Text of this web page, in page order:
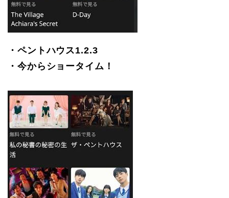
・ペントハウス1.2.3
・今からショータイム！